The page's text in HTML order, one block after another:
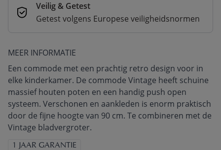
Veilig & Getest
Getest volgens Europese veiligheidsnormen
MEER INFORMATIE
Een commode met een prachtig retro design voor in
elke kinderkamer. De commode Vintage heeft schuine
massief houten poten en een handig push open
systeem. Verschonen en aankleden is enorm praktisch
door de fijne hoogte van 90 cm. Te combineren met de
Vintage bladvergroter.
1 JAAR GARANTIE